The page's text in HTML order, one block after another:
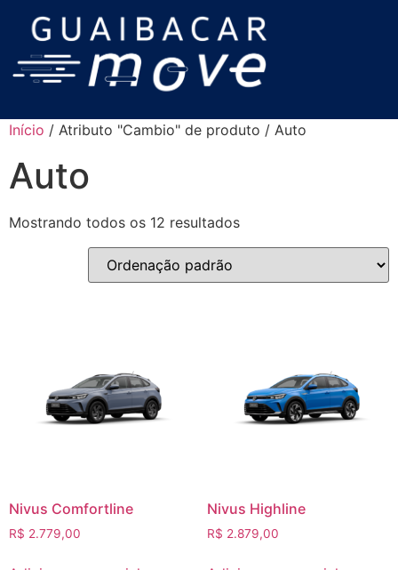
Início / Atributo "Cambio" de produto / Auto
Auto
Mostrando todos os 12 resultados
Nivus Comfortline
R$ 2.779,00
Nivus Highline
R$ 2.879,00